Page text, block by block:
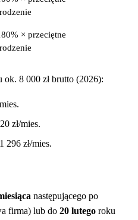
× przeciętne
8 000 zł brutto (2026):
zł/mies.
296 zł/mies.
następującego po
firma) lub do 20 lutego roku